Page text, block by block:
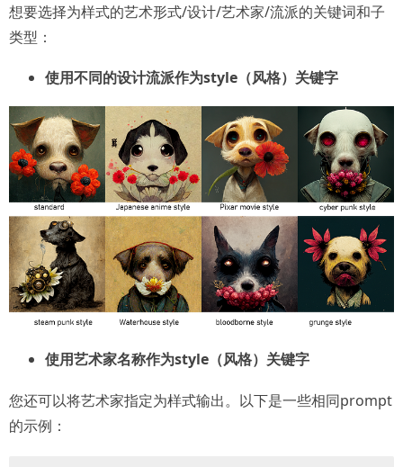
想要选择为样式的艺术形式/设计/艺术家/流派的关键词和子
类型：
使用不同的设计流派作为style（风格）关键字
使用艺术家名称作为style（风格）关键字
您还可以将艺术家指定为样式输出。以下是一些相同prompt
的示例：